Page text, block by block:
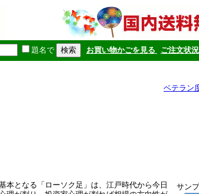
題名で お買い物かごを見る ご注文状況
ベテラン
サン
本となる「ローソク足」は、江戸時代から今日